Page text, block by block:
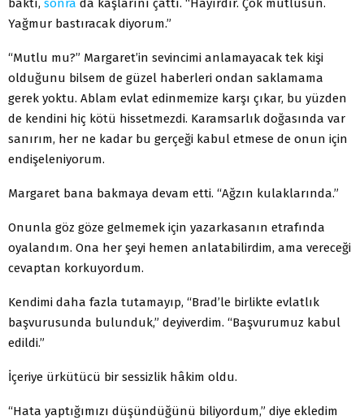
Yağmur bastıracak diyorum.”
“Mutlu mu?” Margaret’in sevincimi anlamayacak tek kişi
olduğunu bilsem de güzel haberleri ondan saklamama
gerek yoktu. Ablam evlat edinmemize karşı çıkar, bu yüzden
de kendini hiç kötü hissetmezdi. Karamsarlık doğasında var
sanırım, her ne kadar bu gerçeği kabul etmese de onun için
endişeleniyorum.
Margaret bana bakmaya devam etti. “Ağzın kulaklarında.”
Onunla göz göze gelmemek için yazarkasanın etrafında
oyalandım. Ona her şeyi hemen anlatabilirdim, ama vereceği
cevaptan korkuyordum.
Kendimi daha fazla tutamayıp, “Brad’le birlikte evlatlık
başvurusunda bulunduk,” deyiverdim. “Başvurumuz kabul
edildi.”
İçeriye ürkütücü bir sessizlik hâkim oldu.
“Hata yaptığımızı düşündüğünü biliyordum,” diye ekledim